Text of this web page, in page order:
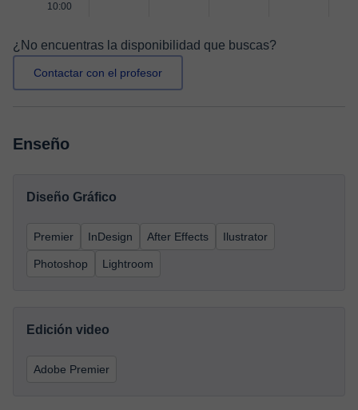
10:00
¿No encuentras la disponibilidad que buscas?
Contactar con el profesor
Enseño
Diseño Gráfico
Premier InDesign After Effects Ilustrator
Photoshop Lightroom
Edición video
Adobe Premier